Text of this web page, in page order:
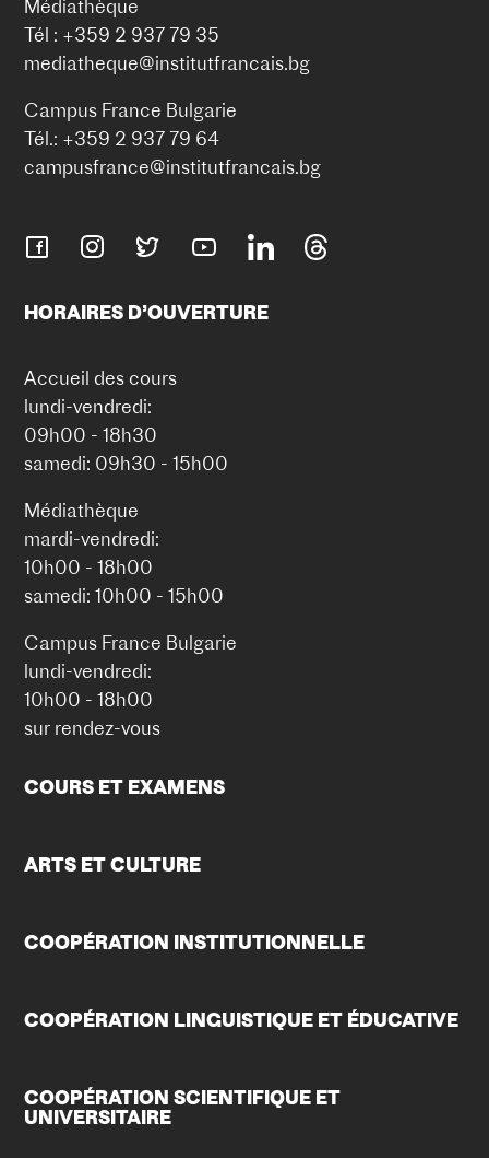
Médiathèque
Tél : +359 2 937 79 35
mediatheque@institutfrancais.bg
Campus France Bulgarie
Tél.: +359 2 937 79 64
campusfrance@institutfrancais.bg
HORAIRES D’OUVERTURE
Accueil des cours
lundi-vendredi:
09h00 - 18h30
samedi: 09h30 - 15h00
Médiathèque
mardi-vendredi:
10h00 - 18h00
samedi: 10h00 - 15h00
Campus France Bulgarie
lundi-vendredi:
10h00 - 18h00
sur rendez-vous
COURS ET EXAMENS
ARTS ET CULTURE
COOPÉRATION INSTITUTIONNELLE
COOPÉRATION LINGUISTIQUE ET ÉDUCATIVE
COOPÉRATION SCIENTIFIQUE ET
UNIVERSITAIRE